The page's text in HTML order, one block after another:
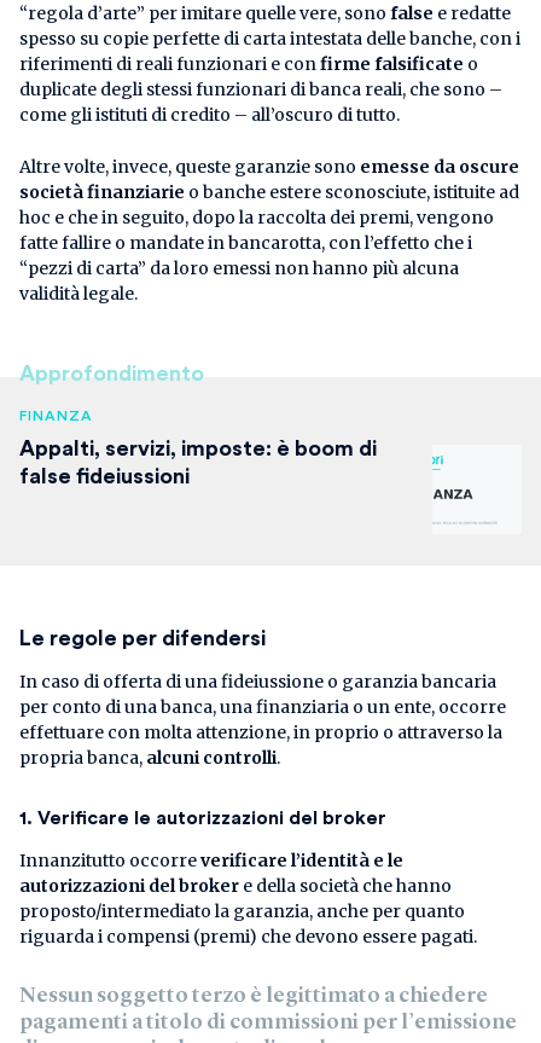
“regola d’arte” per imitare quelle vere, sono false e redatte
spesso su copie perfette di carta intestata delle banche, con i
riferimenti di reali funzionari e confirme falsificate o
duplicate degli stessi funzionari di banca reali, che sono –
come gli istituti di credito – all’oscuro di tutto.
Altre volte, invece, queste garanzie sono emesse da oscure
società finanziarie o banche estere sconosciute, istituite ad
hoc e che in seguito, dopo la raccolta dei premi, vengono
fatte fallire o mandate in bancarotta, con l’effetto che i
“pezzi di carta” da loro emessi non hanno più alcuna
validità legale.
Approfondimento
FINANZA
Appalti, servizi, imposte: è boom di
false fideiussioni
Le regole per difendersi
In caso di offerta di una fideiussione o garanzia bancaria
per conto di una banca, una finanziaria o un ente, occorre
effettuare con molta attenzione, in proprio o attraverso la
propria banca, alcuni controlli.
1. Verificare le autorizzazioni del broker
Innanzitutto occorreverificare l’identità e le
autorizzazioni del broker e della società che hanno
proposto/intermediato la garanzia, anche per quanto
riguarda i compensi (premi) che devono essere pagati.
Nessun soggetto terzo è legittimato a chiedere
pagamenti a titolo di commissioni per l’emissione